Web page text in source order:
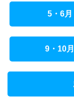
5・6月
9・10月